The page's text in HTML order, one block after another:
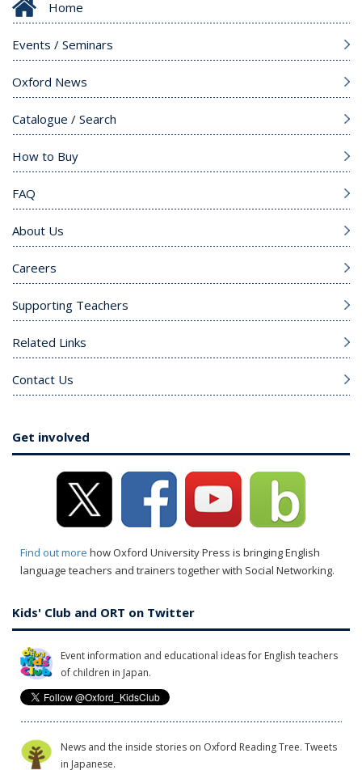
Home
Events / Seminars
Oxford News
Catalogue / Search
How to Buy
FAQ
About Us
Careers
Supporting Teachers
Related Links
Contact Us
Get involved
Find out more how Oxford University Press is bringing English
language teachers and trainers together with Social Networking.
Kids' Club and ORT on Twitter
Event information and educational ideas for English teachers
of children in Japan.
News and the inside stories on Oxford Reading Tree. Tweets
in Japanese.